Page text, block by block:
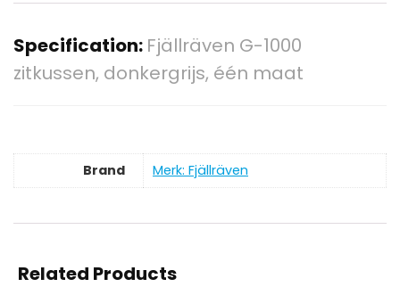
Specification: Fjällräven G-1000
zitkussen, donkergrijs, één maat
Brand Merk: Fjällräven
Related Products